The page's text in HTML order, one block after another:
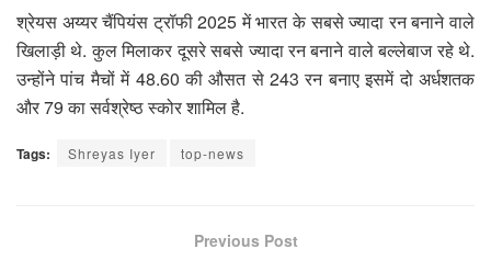
श्रेयस अय्यर चैंपियंस ट्रॉफी 2025 में भारत के सबसे ज्यादा रन बनाने वाले
खिलाड़ी थे. कुल मिलाकर दूसरे सबसे ज्यादा रन बनाने वाले बल्लेबाज रहे थे.
उन्होंने पांच मैचों में 48.60 की औसत से 243 रन बनाए इसमें दो अर्धशतक
और 79 का सर्वश्रेष्ठ स्कोर शामिल है.
Tags: Shreyas Iyer top-news
Previous Post